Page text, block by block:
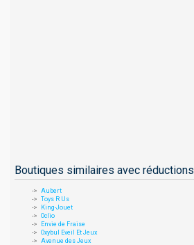
Boutiques similaires avec réductions
Aubert
Toys R Us
King-Jouet
Oclio
Envie de Fraise
Oxybul Eveil Et Jeux
Avenue des Jeux